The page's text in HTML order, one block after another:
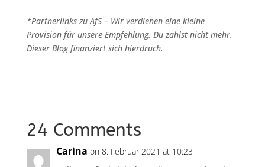
*Partnerlinks zu AfS – Wir verdienen eine kleine
Provision für unsere Empfehlung. Du zahlst nicht mehr.
Dieser Blog finanziert sich hierdruch.
24 Comments
Carina on 8. Februar 2021 at 10:23